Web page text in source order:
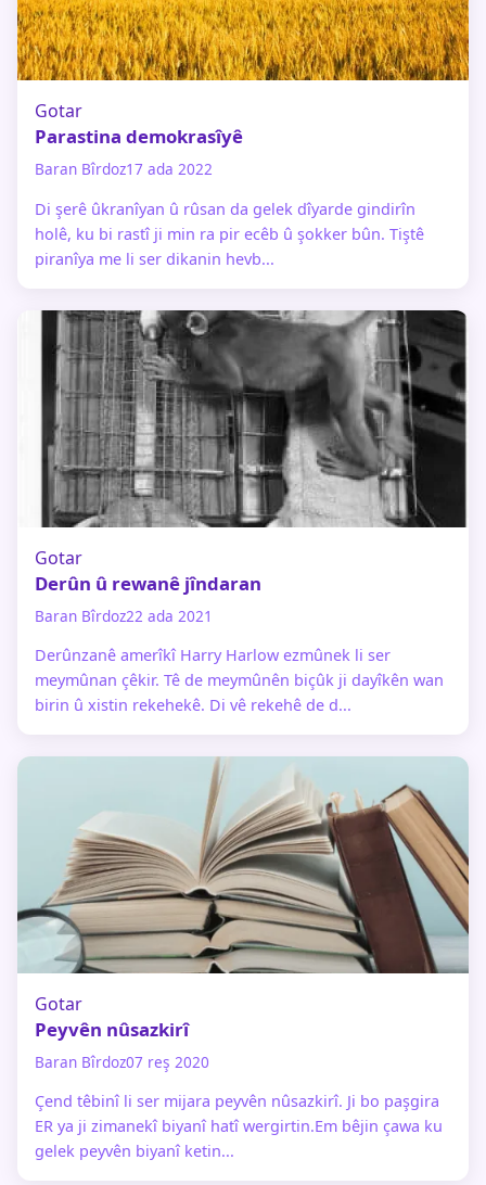
Gotar
Parastina demokrasîyê
Baran Bîrdoz17 ada 2022
Di şerê ûkranîyan û rûsan da gelek dîyarde gindirîn
holê, ku bi rastî ji min ra pir ecêb û şokker bûn. Tiştê
piranîya me li ser dikanin hevb...
Gotar
Derûn û rewanê jîndaran
Baran Bîrdoz22 ada 2021
Derûnzanê amerîkî Harry Harlow ezmûnek li ser
meymûnan çêkir. Tê de meymûnên biçûk ji dayîkên wan
birin û xistin rekehekê. Di vê rekehê de d...
Gotar
Peyvên nûsazkirî
Baran Bîrdoz07 reş 2020
Çend têbinî li ser mijara peyvên nûsazkirî. Ji bo paşgira
ER ya ji zimanekî biyanî hatî wergirtin.Em bêjin çawa ku
gelek peyvên biyanî ketin...